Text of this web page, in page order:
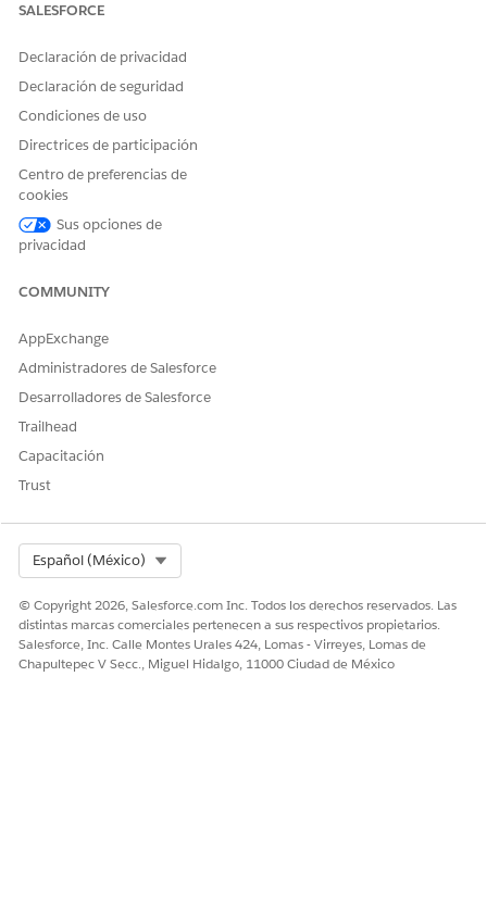
¡Háganos saber cómo podemos mejorar!
SALESFORCE
Declaración de privacidad
Declaración de seguridad
Condiciones de uso
Directrices de participación
Centro de preferencias de
cookies
Sus opciones de
privacidad
COMMUNITY
AppExchange
Administradores de Salesforce
Desarrolladores de Salesforce
Trailhead
Capacitación
Trust
Español (México)
© Copyright 2026, Salesforce.com Inc. Todos los derechos reservados. Las
distintas marcas comerciales pertenecen a sus respectivos propietarios.
Salesforce, Inc. Calle Montes Urales 424, Lomas - Virreyes, Lomas de
Chapultepec V Secc., Miguel Hidalgo, 11000 Ciudad de México